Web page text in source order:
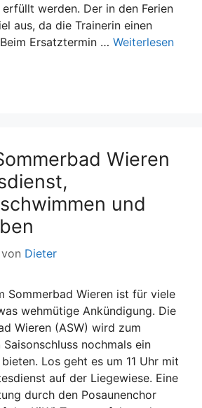
erfüllt werden. Der in den Ferien
aus, da die Trainerin einen
Ersatztermin … Weiterlesen
Wieren
und
von Dieter
Sommerbad Wieren ist für viele
wehmütige Ankündigung. Die
Wieren (ASW) wird zum
nochmals ein
Los geht es um 11 Uhr mit
auf der Liegewiese. Eine
durch den Posaunenchor